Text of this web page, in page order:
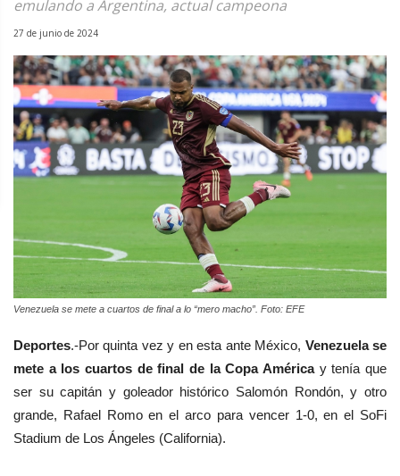
emulando a Argentina, actual campeona
27 de junio de 2024
Venezuela se mete a cuartos de final a lo “mero macho”. Foto: EFE
Deportes.-Por quinta vez y en esta ante México, Venezuela se
mete a los cuartos de final de la Copa Américay tenía que
ser su capitán y goleador histórico Salomón Rondón, yotro
grande, Rafael Romo enel arco para vencer 1-0, en el SoFi
Stadium de Los Ángeles (California).